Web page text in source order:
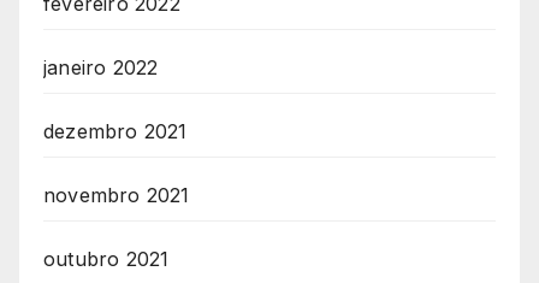
janeiro 2022
dezembro 2021
novembro 2021
outubro 2021